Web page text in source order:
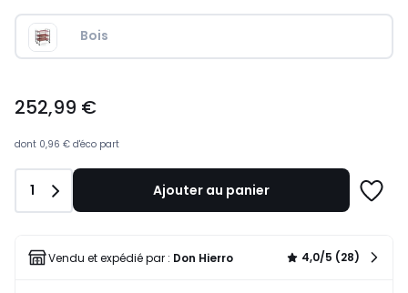
Bois
€.
252,99 €
dont 0,96 € d'éco part
Quantité
1 Ajouter au panier
liste
Vendu et expédié par : Don Hierro 4,0/5 (28)